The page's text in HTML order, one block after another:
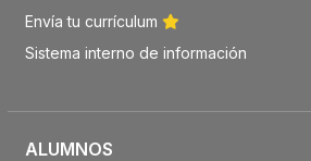
Envía tu currículum
Sistema interno de información
ALUMNOS